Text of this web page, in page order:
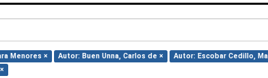
Menores × Autor: Buen Unna, Carlos de × Autor: Escobar Cedillo,